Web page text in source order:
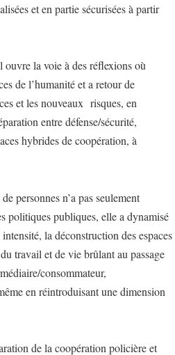
et en partie sécurisées à partir
ouvre la voie à des réflexions où
de l’humanité et a retour de
et les nouveaux risques, en
entre défense/sécurité,
hybrides de coopération, à
personnes n’a pas seulement
politiques publiques, elle a dynamisé
la déconstruction des espaces
travail et de vie brûlant au passage
consommateur,
en réintroduisant une dimension
de la coopération policière et